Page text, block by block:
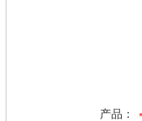
产品：